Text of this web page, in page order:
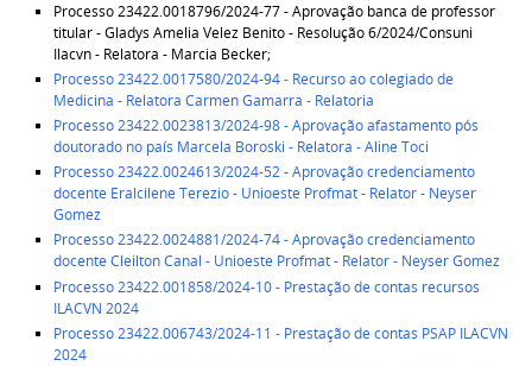
Processo 23422.0018796/2024-77 - Aprovação banca de professor
titular - Gladys Amelia Velez Benito - Resolução 6/2024/Consuni
Ilacvn - Relatora - Marcia Becker;
Processo 23422.0017580/2024-94 - Recurso ao colegiado de
Medicina - Relatora Carmen Gamarra - Relatoria
Processo 23422.0023813/2024-98 - Aprovação afastamento pós
doutorado no país Marcela Boroski - Relatora - Aline Toci
Processo 23422.0024613/2024-52 - Aprovação credenciamento
docente Eralcilene Terezio - Unioeste Profmat - Relator - Neyser
Gomez
Processo 23422.0024881/2024-74 - Aprovação credenciamento
docente Cleilton Canal - Unioeste Profmat - Relator - Neyser Gomez
Processo 23422.001858/2024-10 - Prestação de contas recursos
ILACVN 2024
Processo 23422.006743/2024-11 - Prestação de contas PSAP ILACVN
2024